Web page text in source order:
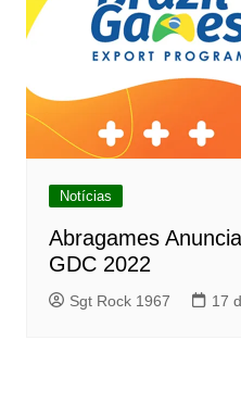
Notícias
Abragames
GDC 2022
Sgt Rock 1967 17